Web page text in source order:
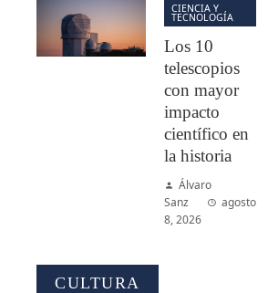
CIENCIA Y
TECNOLOGÍA
Los 10
telescopios
con mayor
impacto
científico en
la historia
Álvaro
Sanz
agosto
8, 2026
CULTURA